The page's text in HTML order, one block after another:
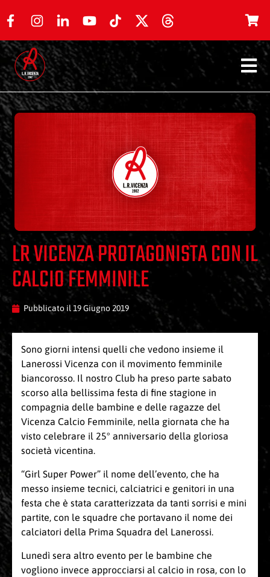
LR VICENZA PROTAGONISTA CON IL
CALCIO FEMMINILE
Pubblicato il 19 Giugno 2019
Sono giorni intensi quelli che vedono insieme il
Lanerossi Vicenza con il movimento femminile
biancorosso. Il nostro Club ha preso parte sabato
scorso alla bellissima festa di fine stagione in
compagnia delle bambine e delle ragazze del
Vicenza Calcio Femminile, nella giornata che ha
visto celebrare il 25° anniversario della gloriosa
società vicentina.
“Girl Super Power” il nome dell’evento, che ha
messo insieme tecnici, calciatrici e genitori in una
festa che è stata caratterizzata da tanti sorrisi e mini
partite, con le squadre che portavano il nome dei
calciatori della Prima Squadra del Lanerossi.
Lunedì sera altro evento per le bambine che
vogliono invece approcciarsi al calcio in rosa, con lo